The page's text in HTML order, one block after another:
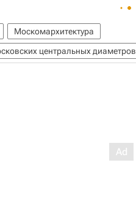
Москомархитектура
центральных диаметров